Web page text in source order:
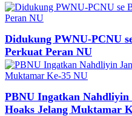
Didukung PWNU-PCNU
Perkuat Peran NU
PBNU Ingatkan Nahdliyin
Hoaks Jelang Muktamar